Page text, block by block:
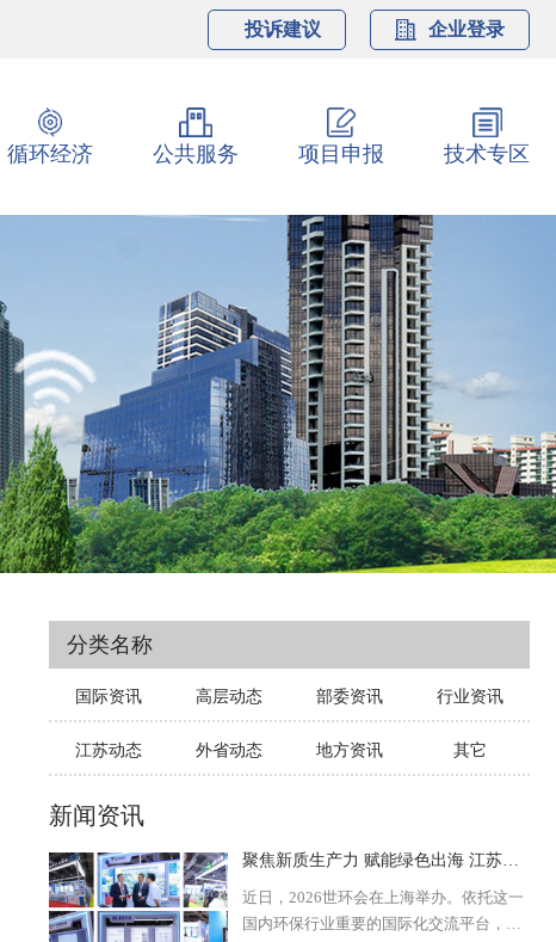
投诉建议 企业登录
循环经济 公共服务 项目申报 技术专区
分类名称
国际资讯 高层动态 部委资讯 行业资讯
江苏动态 外省动态 地方资讯 其它
新闻资讯
聚焦新质生产力 赋能绿色出海 江苏环保产业组团亮相2026世环会
近日，2026世环会在上海举办。依托这一
国内环保行业重要的国际化交流平台，江